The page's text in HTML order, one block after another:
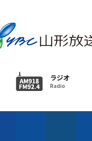
ラジオ
Radio